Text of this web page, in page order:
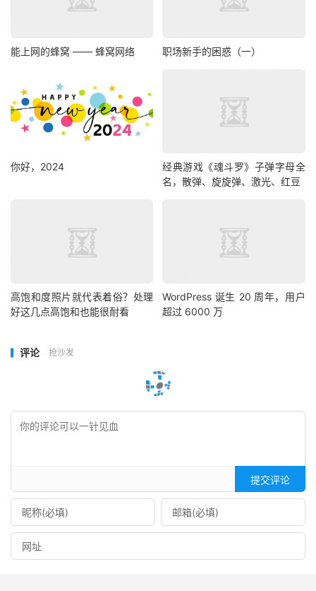
能上网的蜂窝 —— 蜂窝网络 职场新手的困惑（一）
你好，2024
经典游戏《魂斗罗》子弹字母全
名，散弹、旋旋弹、激光、红豆
高饱和度照片就代表着俗？处理
好这几点高饱和也能很耐看
WordPress 诞生 20 周年，用户
超过 6000 万
评论 抢沙发
提交评论